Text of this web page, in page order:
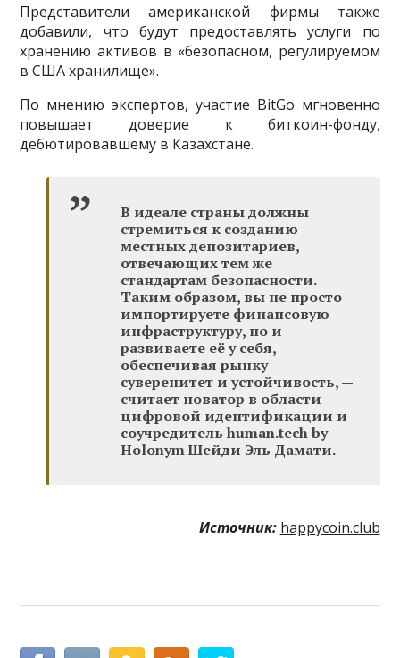
Представители американской фирмы также
добавили, что будут предоставлять услуги по
хранению активов в «безопасном, регулируемом
в США хранилище».
По мнению экспертов, участие BitGo мгновенно
повышает доверие к биткоин-фонду,
дебютировавшему в Казахстане.
В идеале страны должны
стремиться к созданию
местных депозитариев,
отвечающих тем же
стандартам безопасности.
Таким образом, вы не просто
импортируете финансовую
инфраструктуру, но и
развиваете её у себя,
обеспечивая рынку
суверенитет и устойчивость, —
считает новатор в области
цифровой идентификации и
соучредитель human.tech by
HolonymШейди Эль Дамати.
Источник: happycoin.club